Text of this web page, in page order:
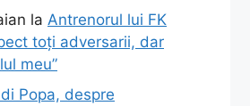
la Antrenorul lui FK
toți adversarii, dar
meu”
Popa, despre